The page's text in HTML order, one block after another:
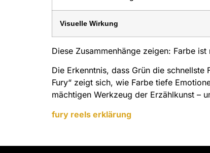
Visuelle Wirkung
Diese Zusammenhänge zeigen: Farbe
Die Erkenntnis, dass Grün die
Fury“ zeigt sich, wie Farbe tiefe
mächtigen Werkzeug der Erzählkunst –
fury reels erklärung